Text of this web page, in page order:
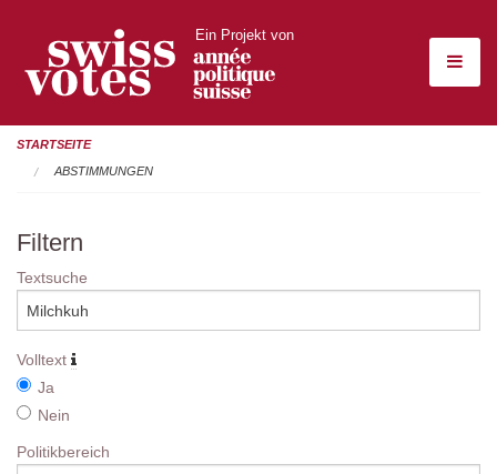
Ein Projekt von
STARTSEITE
ABSTIMMUNGEN
Filtern
Textsuche
Volltext
Ja
Nein
Politikbereich